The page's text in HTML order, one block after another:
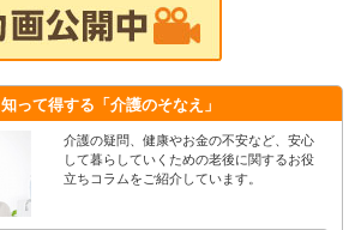
知って得する 「介護のそなえ」
介護の疑問、健康やお金の不安など、安心
して暮らしていくための老後に関するお役
立ちコラムをご紹介しています。